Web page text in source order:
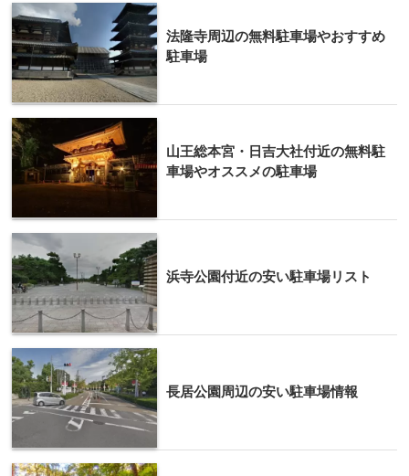
法隆寺周辺の無料駐車場やおすすめ
駐車場
山王総本宮・日吉大社付近の無料駐
車場やオススメの駐車場
浜寺公園付近の安い駐車場リスト
長居公園周辺の安い駐車場情報